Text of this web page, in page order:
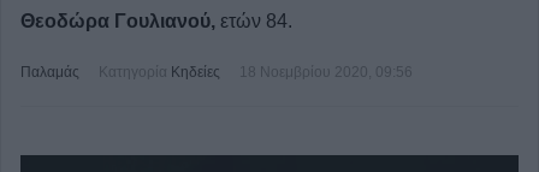
Θεοδώρα Γουλιανού, ετών 84.
Παλαμάς Κατηγορία Κηδείες 18 Νοεμβρίου 2020, 09:56